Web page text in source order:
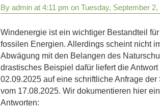
By admin at 4:11 pm on Tuesday, September 2,
Windenergie ist ein wichtiger Bestandteil
fossilen Energien. Allerdings scheint nicht
Abwägung mit den Belangen des
drastisches Beispiel dafür liefert die
02.09.2025 auf eine schriftliche Anfrage
vom 17.08.2025. Wir dokumentieren hier
Antworten: